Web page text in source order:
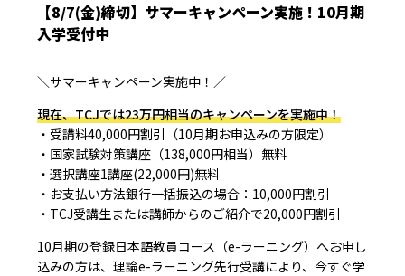
【8/7(金)締切】サマーキャンペーン実施！10月期
入学受付中
＼サマーキャンペーン実施中！／
現在、TCJでは23万円相当のキャンペーンを実施中！
・受講料40,000円割引（10月期お申込みの方限定）
・国家試験対策講座（138,000円相当）無料
・選択講座1講座(22,000円)無料
・お支払い方法銀行一括振込の場合：10,000円割引
・TCJ受講生または講師からのご紹介で20,000円割引
10月期の登録日本語教員コース（e-ラーニング）へお申し
込みの方は、理論e-ラーニング先行受講により、今すぐ学